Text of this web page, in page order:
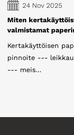
24 Nov 2025
Miten
valmistamat
Kertakäyttöisen
pinnoite ---
--- meis...